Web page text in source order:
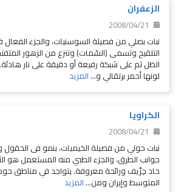
الزعفران
2008/04/21
نبات بصلي من فصيلة السوسنيات، والجزء الفعال
التلقيح وتسمى (السّمات) وتنزع من الزهور
الظل ثم على شبكة رفيعة أو دقيقة على نار
لونها أحمر برتقالي و...المزيد
الكراويا
2008/04/21
نبات حولي من فصيلة الخيميات، ينمو فى الحقول
جوانب الطرق، والجزء الطبي منه المستعمل هو
حاد حِرِّيف ورائحة معروفة. يتواجد في مناطق
المتوسط وإيران ومن...المزيد